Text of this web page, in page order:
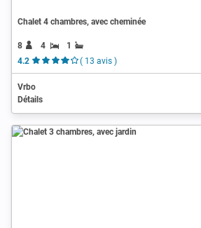
Chalet 4 chambres, avec cheminée
8 4
1
4.2
( 13 avis )
Vrbo
Détails